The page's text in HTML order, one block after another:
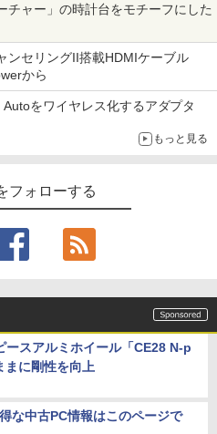
チャー」の時計台をモチーフにした
ンセリングII搭載HDMIケーブル
から
をワイヤレス化するアダプタ
もっと見る
フォローする
ースアルミホイール「CE28 N-p
まに剛性を向上
な中古PC情報はこのページで